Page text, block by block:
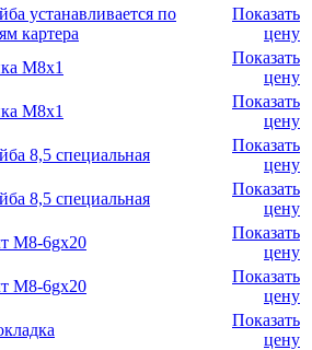
устанавливается по
картера
Показать
цену
М8х1
Показать
цену
М8х1
Показать
цену
8,5 специальная
Показать
цену
8,5 специальная
Показать
цену
М8-6gx20
Показать
цену
М8-6gx20
Показать
цену
Показать
цену